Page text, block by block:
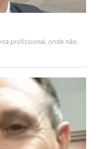
profissional, onde não